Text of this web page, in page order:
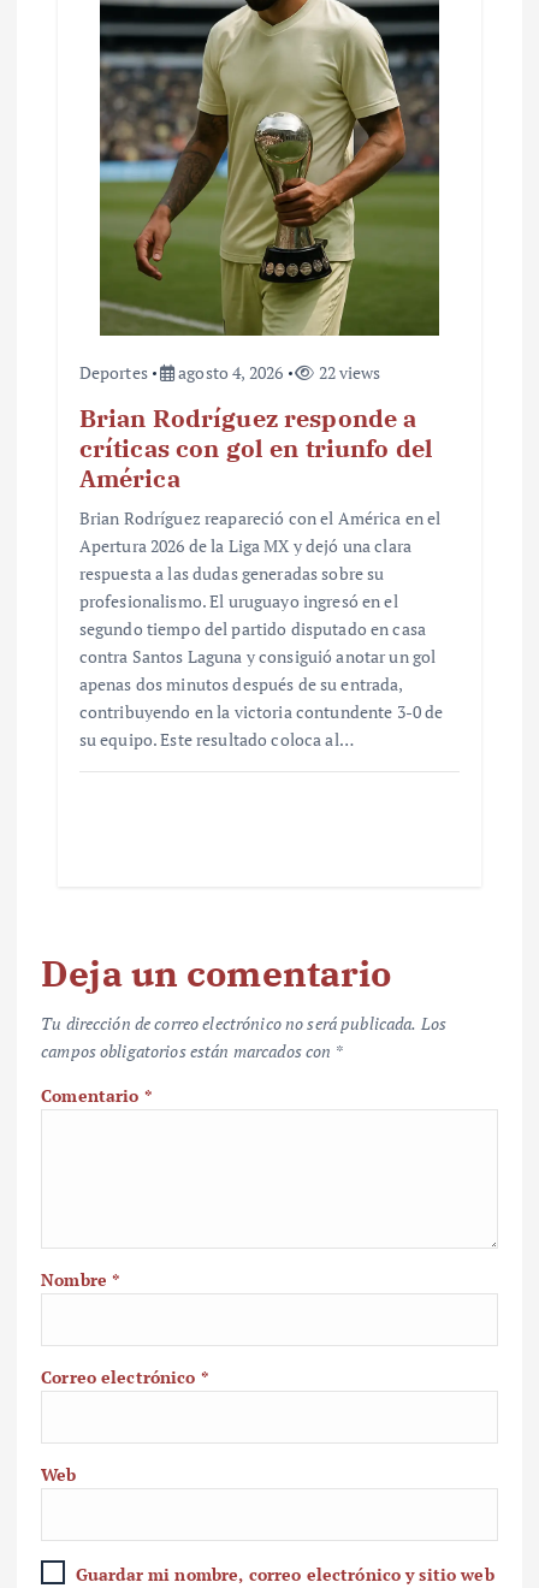
Deportes agosto 4, 2026 22 views
Brian Rodríguez responde a
críticas con gol en triunfo del
América
Brian Rodríguez reapareció con el América en el
Apertura 2026 de la Liga MX y dejó una clara
respuesta a las dudas generadas sobre su
profesionalismo. El uruguayo ingresó en el
segundo tiempo del partido disputado en casa
contra Santos Laguna y consiguió anotar un gol
apenas dos minutos después de su entrada,
contribuyendo en la victoria contundente 3-0 de
su equipo. Este resultado coloca al…
Deja un comentario
Tu dirección de correo electrónico no será publicada. Los
campos obligatorios están marcados con *
Comentario *
Nombre*
Correo electrónico *
Web
Guardar mi nombre, correo electrónico y sitio web